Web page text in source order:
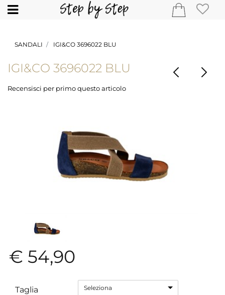
Open
SANDALI IGI&CO 3696022 BLU
IGI&CO 3696022 BLU
Recensisci per primo questo articolo
€ 54,90
Taglia Seleziona